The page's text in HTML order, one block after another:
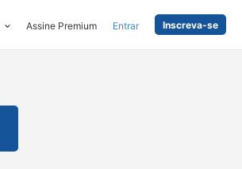
Assine Premium Entrar Inscreva-se